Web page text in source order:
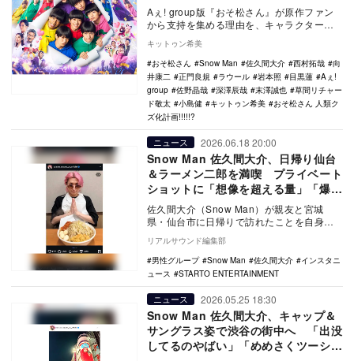
Aぇ! group版『おそ松さん』が原作ファン
から支持を集める理由を、キャラクター描
写やF6ネタに注目して考察。Snow Man…
キットゥン希美
おそ松さん
Snow Man 佐久間大介 西村拓哉
向
井康二
正門良規 ラウール 岩本照 目黒蓮
Aぇ!
group
佐野晶哉 深澤辰哉 末澤誠也
草間リチャー
ド敬太
小島健 キットゥン希美
おそ松さん 人類ク
ズ化計画!!!!!?
ニュース 2026.06.18 20:00
Snow Man 佐久間大介、日帰り仙台
＆ラーメン二郎を満喫 プライベート
ショットに「想像を超える量」「爆メ
ロ」
佐久間大介（Snow Man）が親友と宮城
県・仙台市に日帰りで訪れたことを自身の
Instagramで報告している。
リアルサウンド編集部
男性グループ
Snow Man 佐久間大介
インスタニ
ュース
STARTO ENTERTAINMENT
ニュース 2026.05.25 18:30
Snow Man 佐久間大介、キャップ＆
サングラス姿で渋谷の街中へ 「出没
してるのやばい」「めめさくツーショ